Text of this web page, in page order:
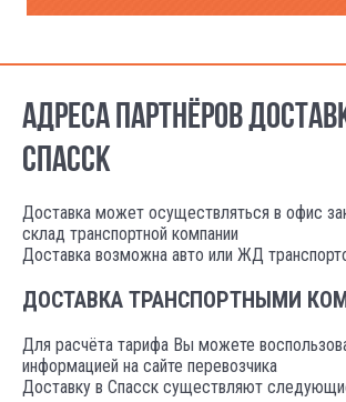
АДРЕСА ПАРТНЁРОВ
СПАССК
Доставка может осуществляться в офис
склад транспортной компании
Доставка возможна авто или ЖД
ДОСТАВКА ТРАНСПОРТНЫМИ
Для расчёта тарифа Вы можете
информацией на сайте перевозчика
Доставку в Спасск существляют